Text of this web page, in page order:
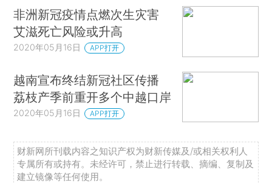
非洲新冠疫情点燃次生灾害
艾滋死亡风险或升高
2020年05月16日 APP打开
越南宣布终结新冠社区传播
荔枝产季前重开多个中越口岸
2020年05月16日 APP打开
财新网所刊载内容之知识产权为财新传媒及/或相关权利人
专属所有或持有。未经许可，禁止进行转载、摘编、复制及
建立镜像等任何使用。